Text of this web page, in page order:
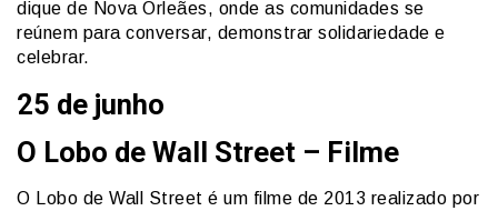
dique de Nova Orleães, onde as comunidades se
reúnem para conversar, demonstrar solidariedade e
celebrar.
25 de junho
O Lobo de Wall Street – Filme
O Lobo de Wall Street é um filme de 2013 realizado por